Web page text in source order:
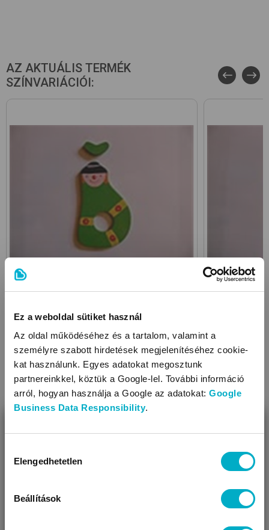
Ez a weboldal sütiket használ
Az oldal működéséhez és a tartalom, valamint a
személyre szabott hirdetések megjelenítéséhez cookie-
kat használunk. Egyes adatokat megosztunk
partnereinkkel, köztük a Google-lel. További információ
arról, hogyan használja a Google az adatokat: Google
Business Data Responsibility.
kiválasztása
Elengedhetetlen
Beállítások
AZ AKTUÁLIS TERMÉK
SZÍNVARIÁCIÓI:
LEÍRÁS ÉS TULAJDONSÁGOK
Tulajdonságok
Használata egyszerű
Rögzítés módja: ragasztócsíkkal
Szélessége (cm): 4,5
Úgy látjuk, most jársz nálunk először!